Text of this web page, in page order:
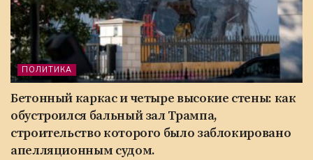
ПОЛИТИКА
Бетонный каркас и четыре высокие стены: как
обустроился бальный зал Трампа,
строительство которого было заблокировано
апелляционным судом.